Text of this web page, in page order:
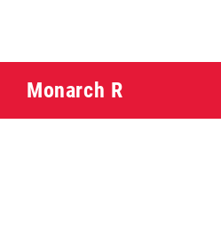
Monarch R